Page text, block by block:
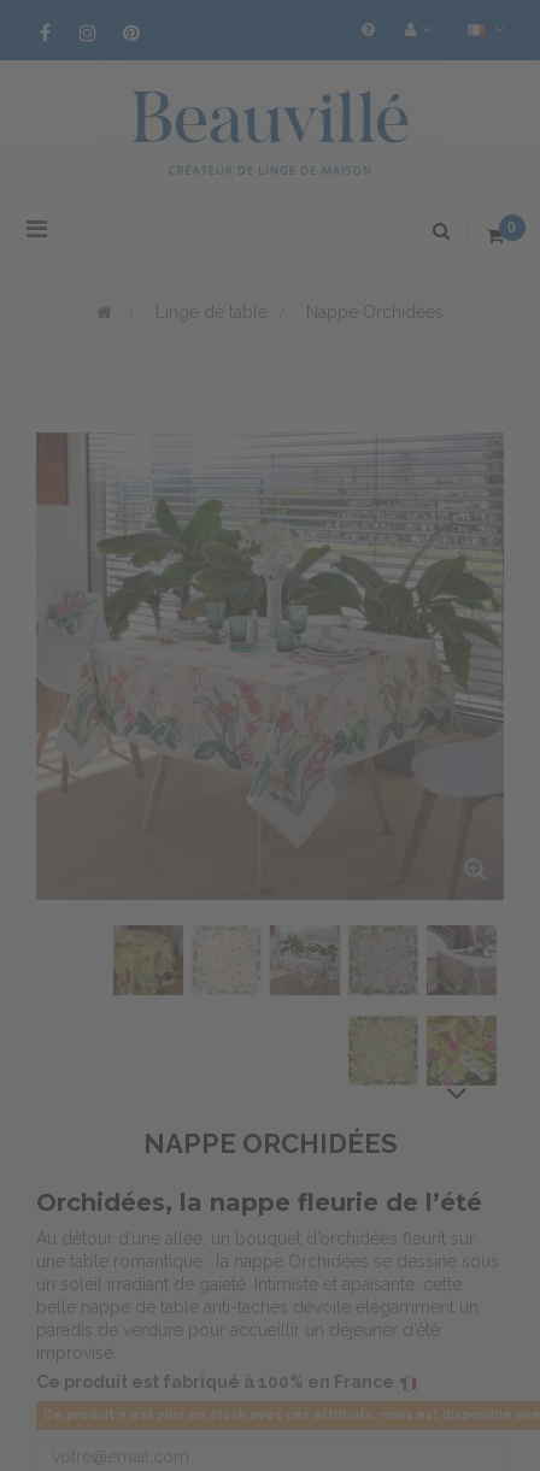
Basculer
0
Linge de table Nappe Orchidées
NAPPE ORCHIDÉES
Orchidées, la nappe fleurie de l’été
Au détour d’une allée, un bouquet d’orchidées fleurit sur
une table romantique : la nappe Orchidées se dessine sous
un soleil irradiant de gaieté. Intimiste et apaisante, cette
belle nappe de table anti-taches dévoile élégamment un
paradis de verdure pour accueillir un déjeuner d’été
improvisé.
Ce produit est fabriqué à 100% en France
Ce produit n'est plus en stock avec ces attributs, mais est disponible